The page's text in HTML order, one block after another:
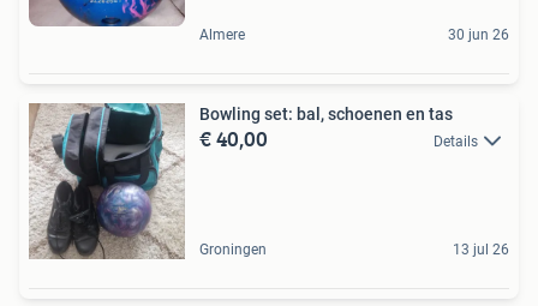
Almere 30 jun 26
Bowling set: bal, schoenen en tas
€ 40,00 Details
Groningen 13 jul 26